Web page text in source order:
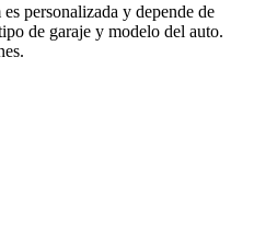
personalizada y depende de
de garaje y modelo del auto.